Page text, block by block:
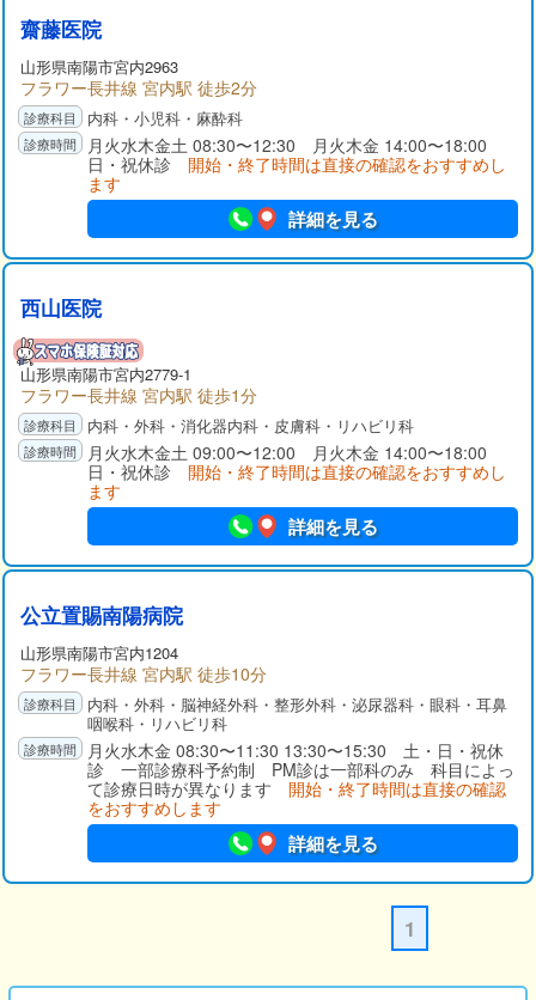
齋藤医院
山形県南陽市宮内2963
フラワー長井線 宮内駅 徒歩2分
内科・小児科・麻酔科
月火水木金土 08:30〜12:30 月火木金 14:00〜18:00
日・祝休診 開始・終了時間は直接の確認をおすすめし
ます
詳細を見る
西山医院
山形県南陽市宮内2779-1
フラワー長井線 宮内駅 徒歩1分
内科・外科・消化器内科・皮膚科・リハビリ科
月火水木金土 09:00〜12:00 月火木金 14:00〜18:00
日・祝休診 開始・終了時間は直接の確認をおすすめし
ます
詳細を見る
公立置賜南陽病院
山形県南陽市宮内1204
フラワー長井線 宮内駅 徒歩10分
内科・外科・脳神経外科・整形外科・泌尿器科・眼科・耳鼻
咽喉科・リハビリ科
月火水木金 08:30〜11:30 13:30〜15:30 土・日・祝休
診 一部診療科予約制 PM診は一部科のみ 科目によっ
て診療日時が異なります 開始・終了時間は直接の確認
をおすすめします
詳細を見る
1